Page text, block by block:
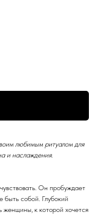
любимым ритуалом для
и наслаждения.
Он пробуждает
быть собой. Глубокий
женщины, к которой хочется